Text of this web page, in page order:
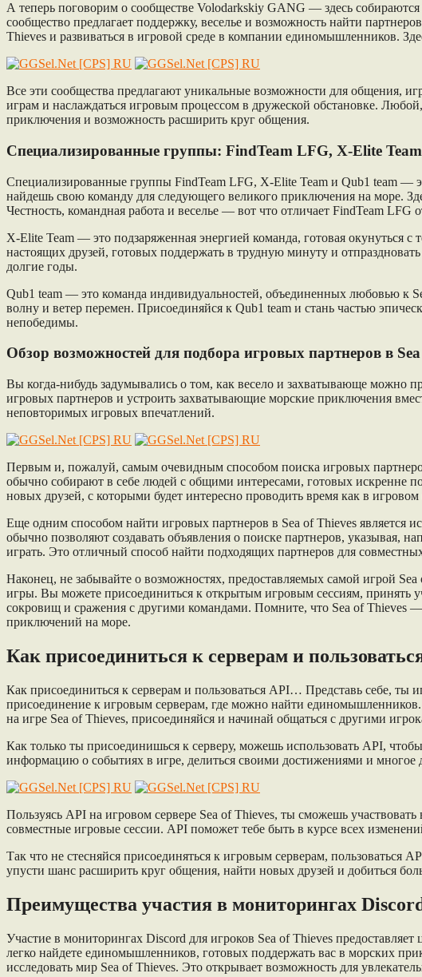
А теперь поговорим о сообществе Volodarkskiy GANG — здесь
сообщество предлагает поддержку, веселье и возможность найти
Thieves и развиваться в игровой среде в компании единомышленников.
Все эти сообщества предлагают уникальные возможности для общения,
играм и наслаждаться игровым процессом в дружеской обстановке.
приключения и возможность расширить круг общения.
Специализированные группы: FindTeam LFG, X-Elite
Специализированные группы FindTeam LFG, X-Elite Team и Qub1 team —
найдешь свою команду для следующего великого приключения на море.
Честность, командная работа и веселье — вот что отличает FindTeam
X-Elite Team — это подзаряженная энергией команда, готовая окунуться
настоящих друзей, готовых поддержать в трудную минуту и
долгие годы.
Qub1 team — это команда индивидуальностей, объединенных любовью к
волну и ветер перемен. Присоединяйся к Qub1 team и стань частью
непобедимы.
Обзор возможностей для подбора игровых партнеров в
Вы когда-нибудь задумывались о том, как весело и захватывающе можно
игровых партнеров и устроить захватывающие морские приключения
неповторимых игровых впечатлений.
Первым и, пожалуй, самым очевидным способом поиска игровых
обычно собирают в себе людей с общими интересами, готовых искренне
новых друзей, с которыми будет интересно проводить время как в
Еще одним способом найти игровых партнеров в Sea of Thieves является
обычно позволяют создавать объявления о поиске партнеров, указывая,
играть. Это отличный способ найти подходящих партнеров для
Наконец, не забывайте о возможностях, предоставляемых самой игрой
игры. Вы можете присоединиться к открытым игровым сессиям, принять
сокровищ и сражения с другими командами. Помните, что Sea of Thieves
приключений на море.
Как присоединиться к серверам и
Как присоединиться к серверам и пользоваться API… Представь себе,
присоединение к игровым серверам, где можно найти
на игре Sea of Thieves, присоединяйся и начинай общаться с другими
Как только ты присоединишься к серверу, можешь использовать API,
информацию о событиях в игре, делиться своими достижениями и многое
Пользуясь API на игровом сервере Sea of Thieves, ты сможешь
совместные игровые сессии. API поможет тебе быть в курсе всех
Так что не стесняйся присоединяться к игровым серверам,
упусти шанс расширить круг общения, найти новых друзей и добиться
Преимущества участия в мониторингах
Участие в мониторингах Discord для игроков Sea of Thieves
легко найдете единомышленников, готовых поддержать вас в морских
исследовать мир Sea of Thieves. Это открывает возможность для